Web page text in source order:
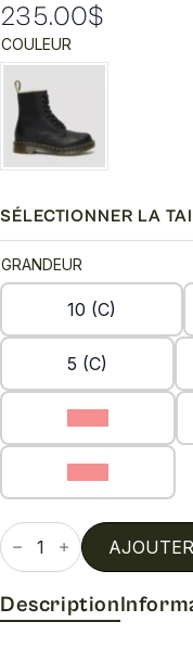
235.00$
COULEUR
SÉLECTIONNER LA
GRANDEUR
10 (C)
5 (C)
quantité
de
1460
doublées
Description